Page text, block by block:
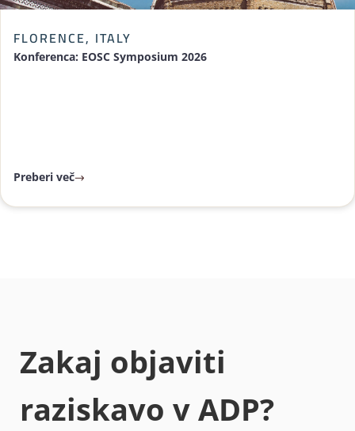
FLORENCE, ITALY
Konferenca: EOSC Symposium 2026
Preberi več
Zakaj objaviti
raziskavo v ADP?